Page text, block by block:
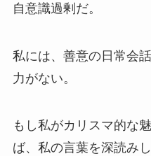
自意識過剰だ。
私には、善意の日常会
力がない。
もし私がカリスマ的な
ば、私の言葉を深読み